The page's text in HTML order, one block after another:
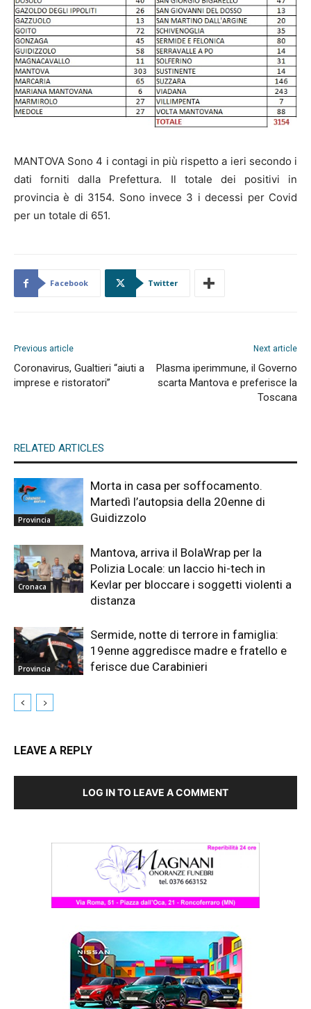
MANTOVA Sono 4 i contagi in più rispetto a ieri secondo i
dati forniti dalla Prefettura. Il totale dei positivi in
provincia è di 3154. Sono invece 3 i decessi per Covid
per un totale di 651.
Facebook Twitter
Previous article
Coronavirus, Gualtieri “aiuti a
imprese e ristoratori”
Next article
Plasma iperimmune, il Governo
scarta Mantova e preferisce la
Toscana
RELATED ARTICLES
Provincia
Morta in casa per soffocamento.
Martedì l’autopsia della 20enne di
Guidizzolo
Cronaca
Mantova, arriva il BolaWrap per la
Polizia Locale: un laccio hi-tech in
Kevlar per bloccare i soggetti violenti a
distanza
Provincia
Sermide, notte di terrore in famiglia:
19enne aggredisce madre e fratello e
ferisce due Carabinieri
LEAVE A REPLY
LOG IN TO LEAVE A COMMENT